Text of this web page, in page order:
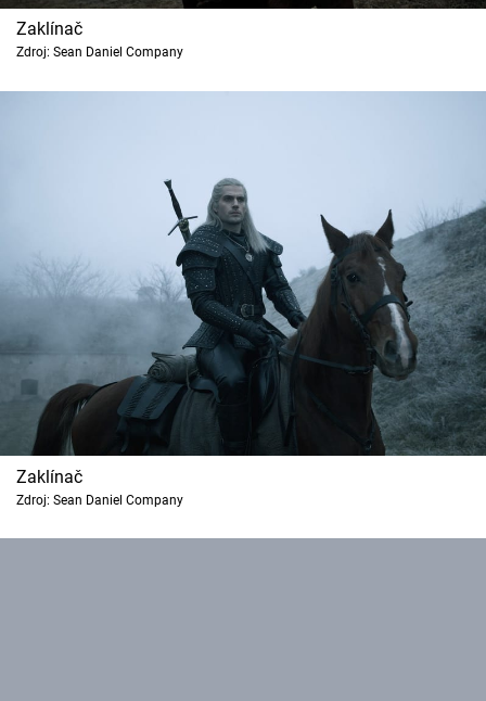
Cool Esport
Sledujte prima+
Zaklínač
Zdroj: Sean Daniel Company
Zaklínač
Zdroj: Sean Daniel Company